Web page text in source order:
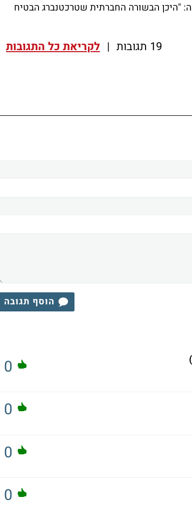
"היכן הבשורה החברתית שטרכטנברג הבטיח
19 תגובות | לקריאת כל התגובות
הוסף תגובה
0
0
0
0